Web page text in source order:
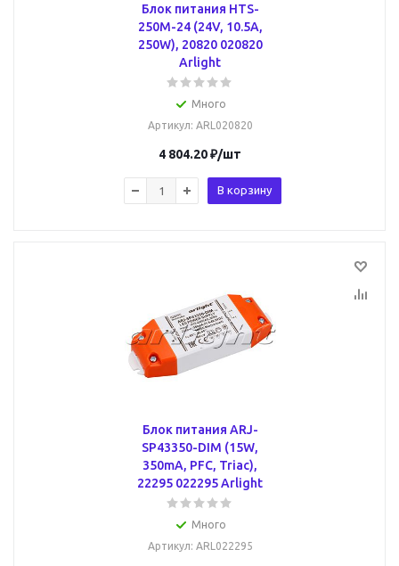
Блок питания HTS-
250M-24 (24V, 10.5A,
250W), 20820 020820
Arlight
Много
Артикул: ARL020820
4 804.20₽/шт
В корзину
Блок питания ARJ-
SP43350-DIM (15W,
350mA, PFC, Triac),
22295 022295 Arlight
Много
Артикул: ARL022295